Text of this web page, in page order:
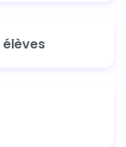
élèves